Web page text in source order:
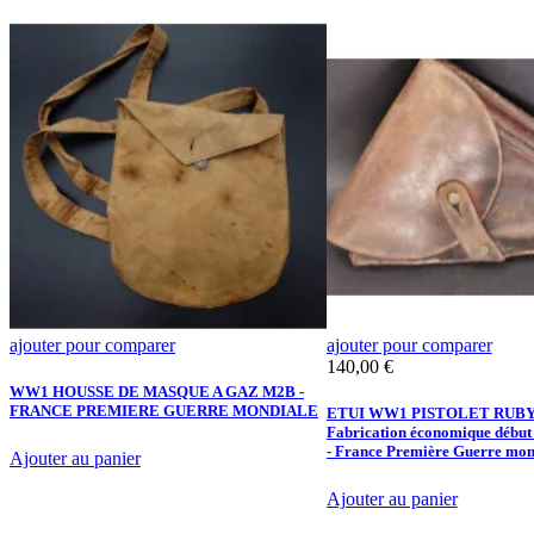
ajouter pour comparer
WW1 HOUSSE DE MASQUE A GAZ M2B -
FRANCE PREMIERE GUERRE MONDIALE
Ajouter au panier
ajouter pour comparer
Prix
140,00 €
ETUI WW1 PISTOLET
Fabrication économique
- France Première Guerre
Ajouter au panier